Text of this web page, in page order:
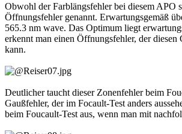
Obwohl der Farblängsfehler bei diesem APO
Öffnungsfehler genannt. Erwartungsgemäß
565.3 nm wave. Das Optimum liegt
erkennt man einen Öffnungsfehler, der
kann.
Deutlicher taucht dieser Zonenfehler beim
Gaußfehler, der im Focault-Test anders
beim Foucault-Test aus, wenn man mit